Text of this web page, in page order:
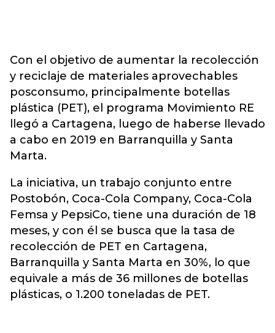
Con el objetivo de aumentar la recolección
y reciclaje de materiales aprovechables
posconsumo, principalmente botellas
plástica (PET), el programa Movimiento RE
llegó a Cartagena, luego de haberse llevado
a cabo en 2019 en Barranquilla y Santa
Marta.
La iniciativa, un trabajo conjunto entre
Postobón, Coca-Cola Company, Coca-Cola
Femsa y PepsiCo, tiene una duración de 18
meses, y con él se busca que la tasa de
recolección de PET en Cartagena,
Barranquilla y Santa Marta en 30%, lo que
equivale a más de 36 millones de botellas
plásticas, o 1.200 toneladas de PET.